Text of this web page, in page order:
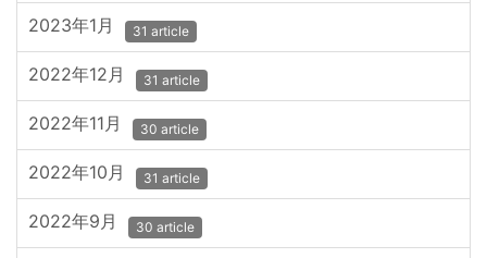
2023年1月 31 article
2022年12月 31 article
2022年11月 30 article
2022年10月 31 article
2022年9月 30 article